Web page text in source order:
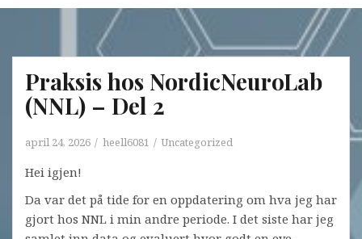
Praksis hos NordicNeuroLab
(NNL) – Del 2
april 24, 2026 heell6081 Uncategorized
Hei igjen!
Da var det på tide for en oppdatering om hva jeg har
gjort hos NNL i min andre periode. I det siste har jeg